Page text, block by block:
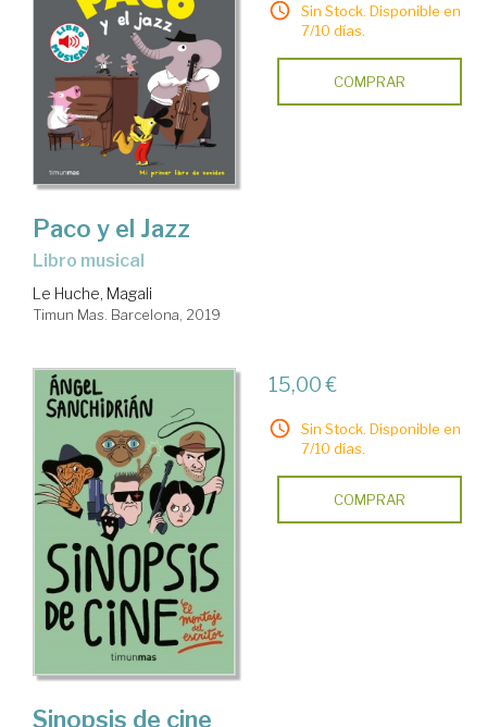
Sin Stock. Disponible en
7/10 días.
COMPRAR
Paco y el Jazz
Libro musical
Le Huche, Magali
Timun Mas. Barcelona, 2019
15,00 €
Sin Stock. Disponible en
7/10 días.
COMPRAR
Sinopsis de cine